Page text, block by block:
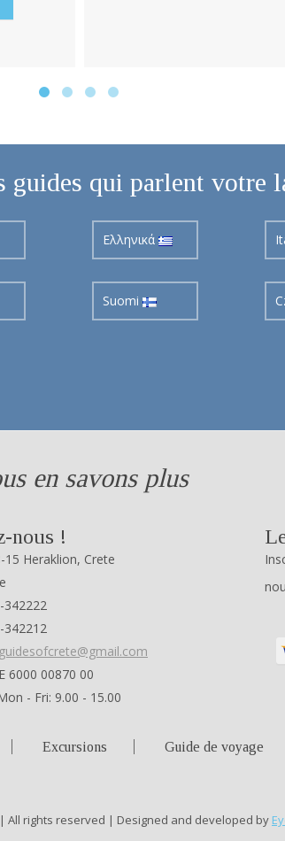
guides qui parlent votre
Ελληνικά
Suomi
en savons plus
nous !
15 Heraklion, Crete
342222
342212
6000 00870 00
- Fri: 9.00 - 15.00
Excursions Guide de voyage
| All rights reserved | Designed and developed by